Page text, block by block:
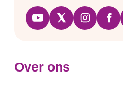
Over ons